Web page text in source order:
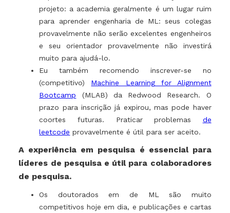
projeto: a academia geralmente é um lugar ruim
para aprender engenharia de ML: seus colegas
provavelmente não serão excelentes engenheiros
e seu orientador provavelmente não investirá
muito para ajudá-lo.
Eu também recomendo inscrever-se no
(competitivo) Machine Learning for Alignment
Bootcamp (MLAB) da Redwood Research. O
prazo para inscrição já expirou, mas pode haver
coortes futuras. Praticar problemas de
leetcode provavelmente é útil para ser aceito.
A experiência em pesquisa é essencial para
líderes de pesquisa e útil para colaboradores
de pesquisa.
Os doutorados em de ML são muito
competitivos hoje em dia, e publicações e cartas